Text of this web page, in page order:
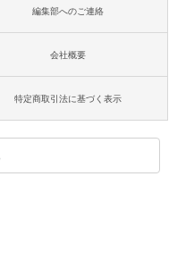
編集部へのご連絡
会社概要
特定商取引法に基づく表示